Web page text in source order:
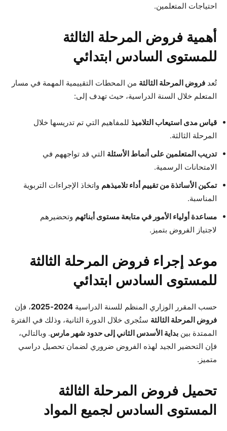
احتياجات المتعلمين.
أهمية فروض المرحلة الثالثة
للمستوى السادس ابتدائي
تُعد فروض المرحلة الثالثة من المحطات التقييمية المهمة في مسار
المتعلم خلال السنة الدراسية، حيث تهدف إلى:
قياس مدى استيعاب التلاميذ للمفاهيم التي تم تدريسها خلال
المرحلة الثالثة.
تدريب المتعلمين على أنماط الأسئلة التي قد تواجههم في
الامتحانات الرسمية.
تمكين الأساتذة من تقييم أداء تلاميذهم واتخاذ الإجراءات التربوية
المناسبة.
مساعدة أولياء الأمور في متابعة مستوى أبنائهم وتحضيرهم
لاجتياز الفروض بتميز.
موعد إجراء فروض المرحلة الثالثة
للمستوى السادس ابتدائي
حسب المقرر الوزاري المنظم للسنة الدراسية 2024-2025
، فإن
فروض المرحلة الثالثة ستُجرى خلال الدورة الثانية، وذلك في الفترة
الممتدة بين بداية الأسدس الثاني إلى حدود شهر مارس. وبالتالي،
فإن التحضير الجيد لهذه الفروض ضروري لضمان تحصيل دراسي
متميز.
تحميل فروض المرحلة الثالثة
المستوى السادس لجميع المواد